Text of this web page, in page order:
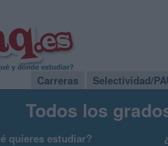
Carreras Selectividad/
Todos los
quieres estudiar?